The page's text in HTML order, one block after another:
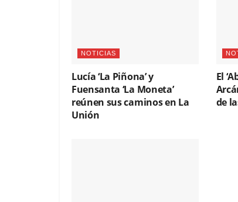
NOTICIAS
Lucía ‘La Piñona’ y
Fuensanta ‘La Moneta’
reúnen sus caminos en La
Unión
El
de